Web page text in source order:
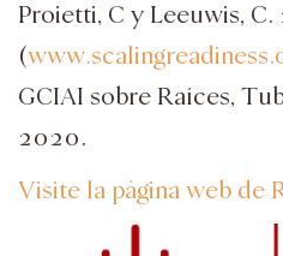
Proietti, C y Leeuwis,
(
GCIAI sobre Raíces,
2020.
Visite la página web de